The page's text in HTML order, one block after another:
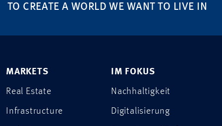
TO CREATE A WORLD WE WANT TO LIVE IN
MARKETS
Real Estate
Infrastructure
IM FOKUS
Nachhaltigkeit
Digitalisierung